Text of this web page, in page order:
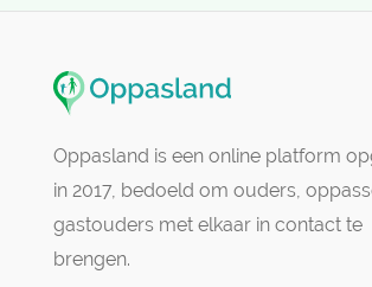
Oppasland is een online platform
in 2017, bedoeld om ouders,
gastouders met elkaar in contact te
brengen.